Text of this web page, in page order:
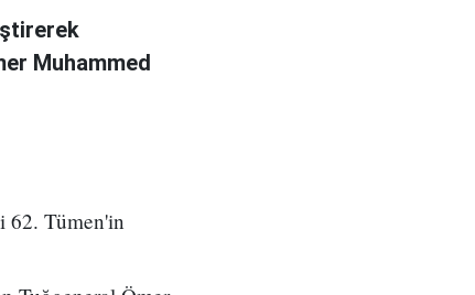
Muhammed
62. Tümen'in